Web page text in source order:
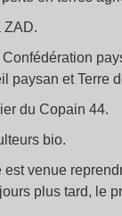
ZAD.
paysan et Terre
du Copain 44.
bio.
venue
plus tard, le